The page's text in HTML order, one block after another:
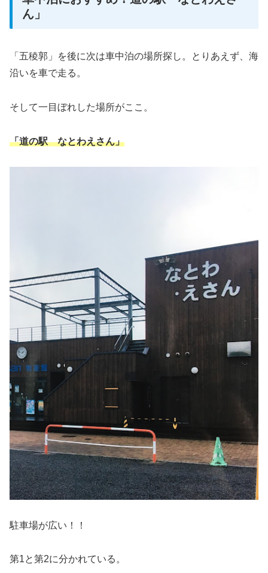
ん」
「五稜郭」を後に次は車中泊の場所探し。とりあえず、海
沿いを車で走る。
そして一目ぼれした場所がここ。
「道の駅 なとわえさん」
駐車場が広い！！
第1と第2に分かれている。